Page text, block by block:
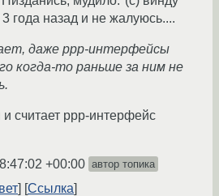
года назад и не жалуюсь....
даже ppp-интерфейсы
когда-то раньше за ним не
и считает ppp-интерфейс
+00:00 автор топика
Ссылка